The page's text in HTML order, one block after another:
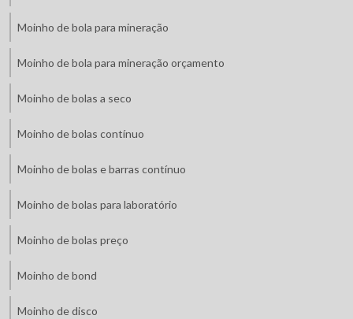
Moinho de bola para mineração
Moinho de bola para mineração orçamento
Moinho de bolas a seco
Moinho de bolas contínuo
Moinho de bolas e barras contínuo
Moinho de bolas para laboratório
Moinho de bolas preço
Moinho de bond
Moinho de disco